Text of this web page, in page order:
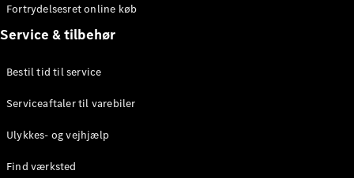
Alle eVito
eVito
eVito
Konfigurator
Showroom
Fortrydelsesret online køb
Service & tilbehør
Bestil tid til service
Serviceaftaler til varebiler
Ulykkes- og vejhjælp
Find værksted